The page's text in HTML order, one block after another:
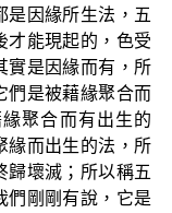
是因緣所生法，五
才能現起的，色受
實是因緣而有，所
們是被藉緣聚合而
聚合而有出生的
緣而出生的法，所
歸壞滅；所以稱五
們剛剛有說，它是